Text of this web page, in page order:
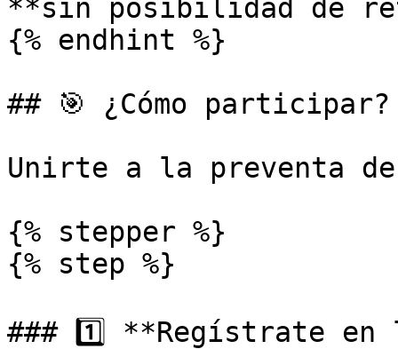
**sin posibilidad de
{% endhint %}
## 🎯 ¿Cómo participar?
Unirte a la preventa
{% stepper %}
{% step %}
### 1️⃣ **Regístrate